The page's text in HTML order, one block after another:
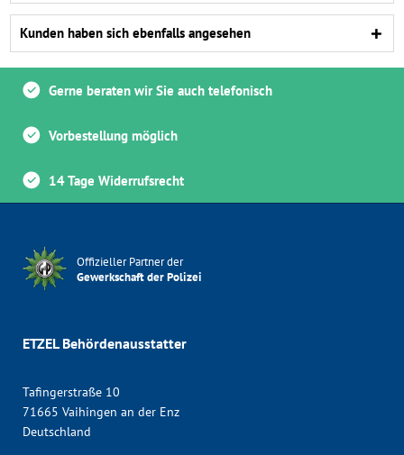
Kunden haben sich ebenfalls angesehen
Gerne beraten wir Sie auch telefonisch
Vorbestellung möglich
14 Tage Widerrufsrecht
Offizieller Partner der
Gewerkschaft der Polizei
ETZEL Behördenausstatter
Tafingerstraße 10
71665 Vaihingen an der Enz
Deutschland